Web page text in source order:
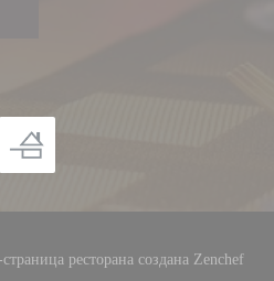
ресторана создана Zenchef